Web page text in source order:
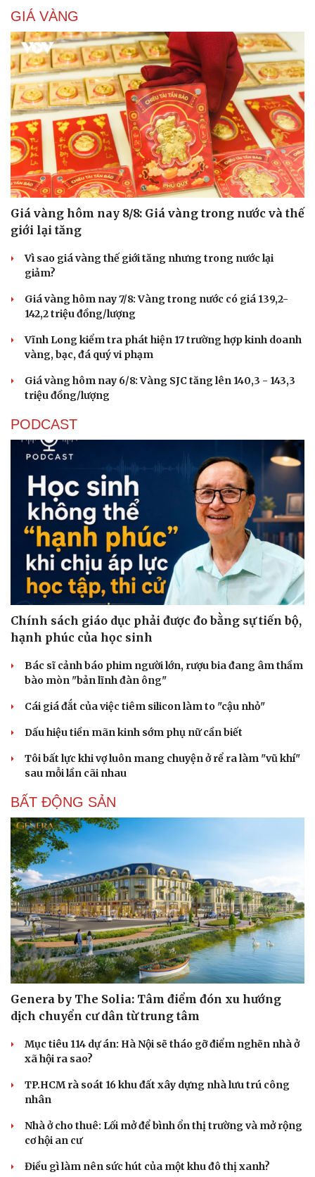
Cải chính
GIÁ VÀNG
Giá vàng hôm nay 8/8: Giá vàng trong nước và thế
giới lại tăng
Vì sao giá vàng thế giới tăng nhưng trong nước lại
giảm?
Giá vàng hôm nay 7/8: Vàng trong nước có giá 139,2-
142,2 triệu đồng/lượng
Vĩnh Long kiểm tra phát hiện 17 trường hợp kinh doanh
vàng, bạc, đá quý vi phạm
Giá vàng hôm nay 6/8: Vàng SJC tăng lên 140,3 - 143,3
triệu đồng/lượng
PODCAST
Chính sách giáo dục phải được đo bằng sự tiến bộ,
hạnh phúc của học sinh
Bác sĩ cảnh báo phim người lớn, rượu bia đang âm thầm
bào mòn "bản lĩnh đàn ông"
Cái giá đắt của việc tiêm silicon làm to "cậu nhỏ"
Dấu hiệu tiền mãn kinh sớm phụ nữ cần biết
Tôi bất lực khi vợ luôn mang chuyện ở rể ra làm "vũ khí"
sau mỗi lần cãi nhau
BẤT ĐỘNG SẢN
Genera by The Solia: Tâm điểm đón xu hướng
dịch chuyển cư dân từ trung tâm
Mục tiêu 114 dự án: Hà Nội sẽ tháo gỡ điểm nghẽn nhà ở
xã hội ra sao?
TP.HCM rà soát 16 khu đất xây dựng nhà lưu trú công
nhân
Nhà ở cho thuê: Lối mở để bình ổn thị trường và mở rộng
cơ hội an cư
Điều gì làm nên sức hút của một khu đô thị xanh?